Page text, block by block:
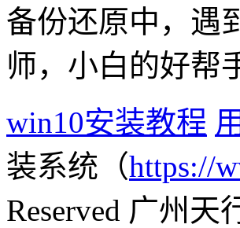
备份还原中，遇
师，小白的好帮
win10安装教程
装系统（https://
Reserved 广州